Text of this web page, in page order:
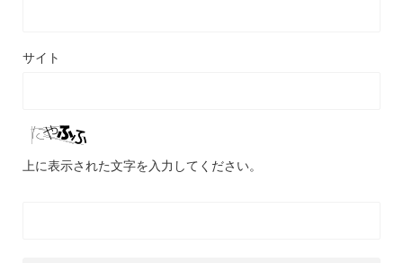
サイト
上に表示された文字を入力してください。